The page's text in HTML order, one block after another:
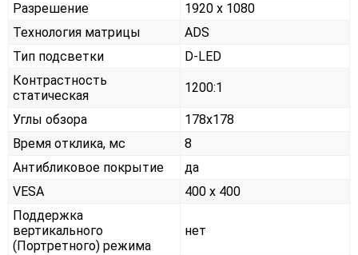
Разрешение
1920 x 1080
Технология матрицы
ADS
Тип подсветки
D-LED
Контрастность
статическая
1200:1
Углы обзора
178x178
Время отклика, мс
8
Антибликовое покрытие
да
VESA
400 x 400
Поддержка
вертикального
(Портретного) режима
нет